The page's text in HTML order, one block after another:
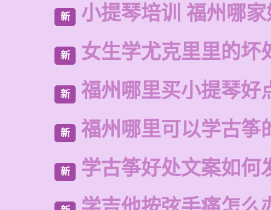
新 小提琴培训 福州哪
新 女生学尤克里里的坏
新 福州哪里买小提琴好
新 福州哪里可以学古筝
新 学古筝好处文案如何